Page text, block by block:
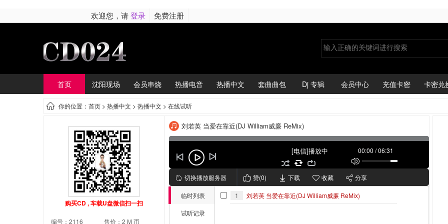
欢迎您，请登录 免费注册
首页 沈阳现场 会员串烧 热播电音 热播中文 套曲曲包 Dj 专辑 会员中心 充值卡密 卡密兑
你的位置：首页 > 热播中文 > 热播中文 > 在线试听
购买CD , 车载U盘微信扫一扫
编号：2116
售价：2 M 币
刘若英 当爱在靠近(DJ William威廉 ReMix)
[电信]播放中 00:00 /06:31
切换播放服务器 赞(0) 下载 收藏 分享
临时列表
试听记录
1 刘若英 当爱在靠近(DJ William威廉 ReMix)